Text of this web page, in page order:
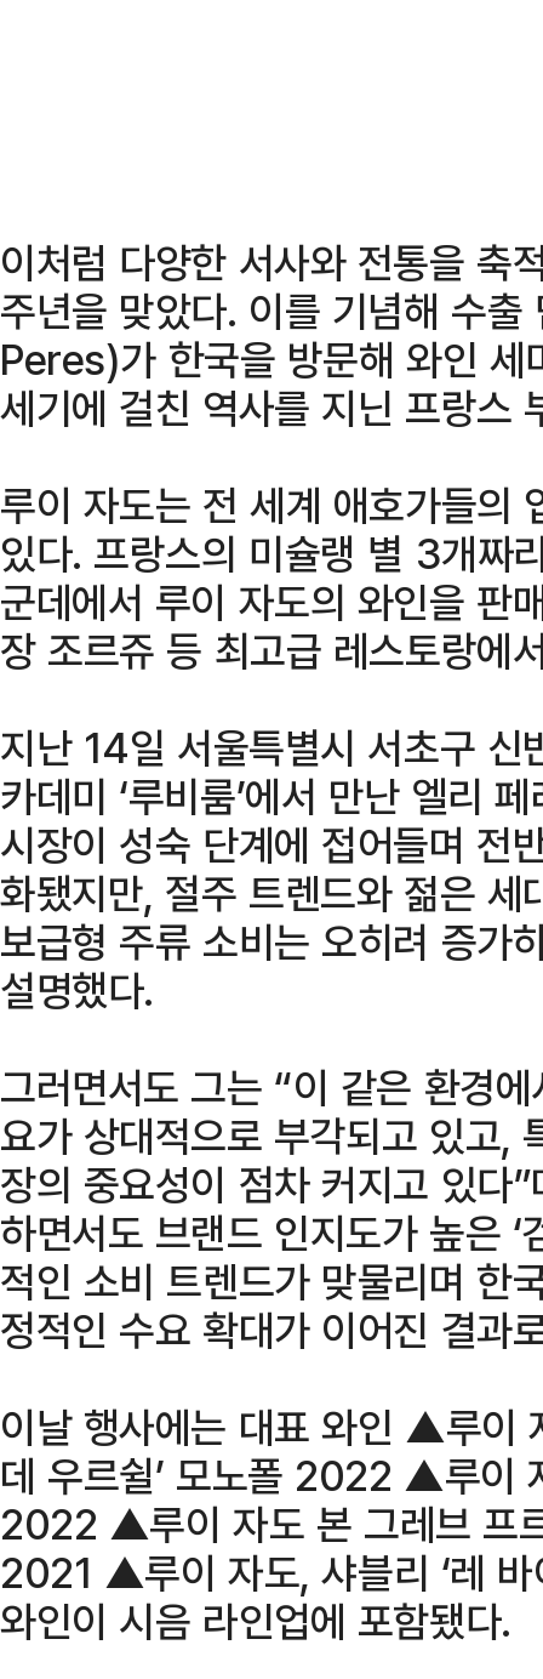
이처럼 다양한 서사와 전통을
주년을 맞았다. 이를 기념해 수
Peres)가 한국을 방문해 와인 세
세기에 걸친 역사를 지닌 프랑스
루이 자도는 전 세계 애호가들의
있다. 프랑스의 미슐랭 별 3개짜
군데에서 루이 자도의 와인을 판
장 조르쥬 등 최고급 레스토랑에
지난 14일 서울특별시 서초구
카데미 ‘루비룸’에서 만난 엘리
시장이 성숙 단계에 접어들며 전
화됐지만, 절주 트렌드와 젊은
보급형 주류 소비는 오히려 증가
설명했다.
그러면서도 그는 “이 같은 환경
요가 상대적으로 부각되고 있고,
장의 중요성이 점차 커지고 있다
하면서도 브랜드 인지도가 높은
적인 소비 트렌드가 맞물리며 한
정적인 수요 확대가 이어진 결과
이날 행사에는 대표 와인 ▲루이
데 우르쉴’ 모노폴 2022 ▲루이
2022 ▲루이 자도 본 그레브 프
2021 ▲루이 자도, 샤블리 ‘레
와인이 시음 라인업에 포함됐다.